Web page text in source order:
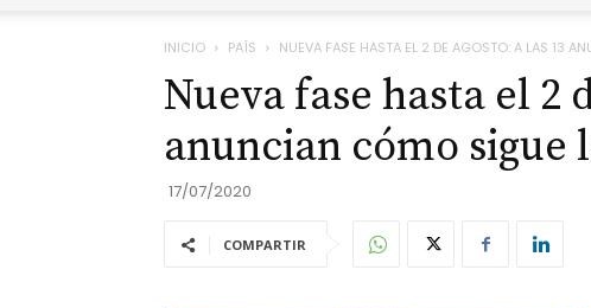
INICIO PAÍS NUEVA FASE HASTA EL 2 DE AGOSTO: A LAS 13
Nueva fase hasta el 2
anuncian cómo sigue
17/07/2020
COMPARTIR